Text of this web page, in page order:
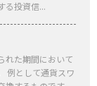
る投資信...
れた期間において
例として通貨スワ